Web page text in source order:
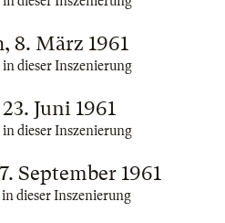
8. März 1961
dieser Inszenierung
Juni 1961
dieser Inszenierung
September 1961
dieser Inszenierung